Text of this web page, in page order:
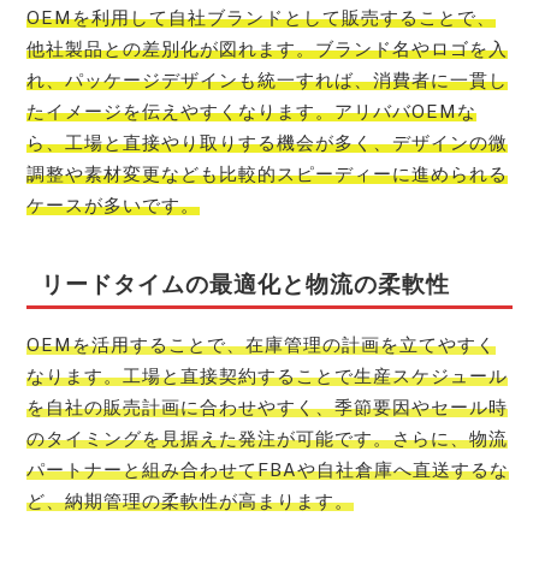
OEMを利用して自社ブランドとして販売することで、
他社製品との差別化が図れます。ブランド名やロゴを入
れ、パッケージデザインも統一すれば、消費者に一貫し
たイメージを伝えやすくなります。アリババOEMな
ら、工場と直接やり取りする機会が多く、デザインの微
調整や素材変更なども比較的スピーディーに進められる
ケースが多いです。
リードタイムの最適化と物流の柔軟性
OEMを活用することで、在庫管理の計画を立てやすく
なります。工場と直接契約することで生産スケジュール
を自社の販売計画に合わせやすく、季節要因やセール時
のタイミングを見据えた発注が可能です。さらに、物流
パートナーと組み合わせてFBAや自社倉庫へ直送するな
ど、納期管理の柔軟性が高まります。